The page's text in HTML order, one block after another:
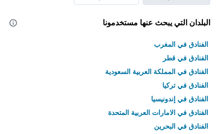
البلدان التي يبحث عنها مستخدمونا
الفنادق في المغرب
الفنادق في قطر
الفنادق في المملكة العربية السعودية
الفنادق في تركيا
الفنادق في إندونيسيا
الفنادق في الامارات العربية المتحدة
الفنادق في البحرين